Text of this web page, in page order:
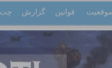
موقعیت قوانین گزارش چت